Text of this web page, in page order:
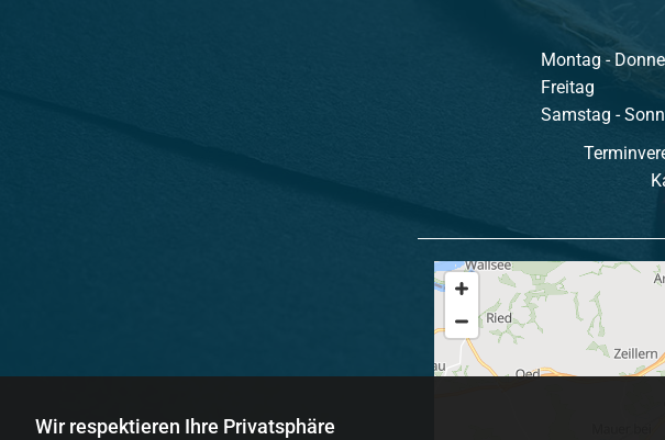
Wir respektieren Ihre Privatsphäre
Montag -
Freitag
Samstag -